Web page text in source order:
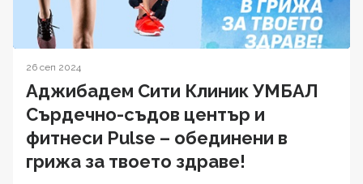
26 сеп 2024
Аджибадем Сити Клиник УМБАЛ
Сърдечно-съдов център и
фитнеси Pulse – обединени в
грижа за твоето здраве!